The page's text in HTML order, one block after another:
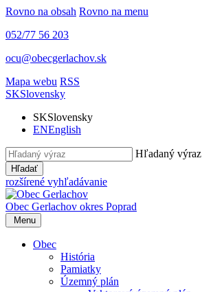
Rovno na obsah Rovno na menu
052/77 56 203
ocu@obecgerlachov.sk
Mapa webu RSS
SKSlovensky
SKSlovensky
ENEnglish
Hľadaný výraz
Hľadať
rozšírené vyhľadávanie
Obec Gerlachov okres Poprad
Menu
Obec
História
Pamiatky
Územný plán